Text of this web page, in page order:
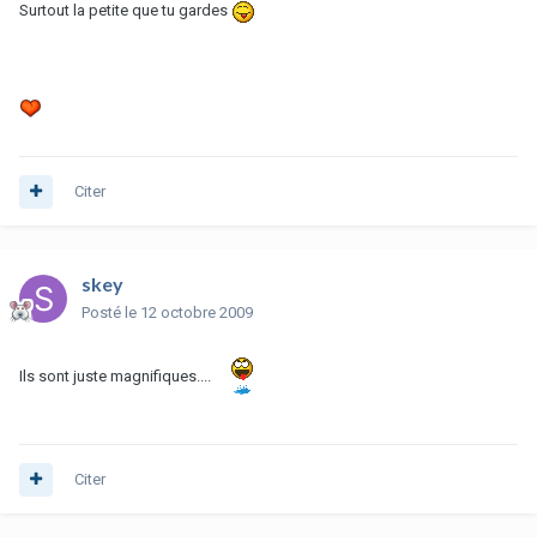
Surtout la petite que tu gardes
Citer
skey
Posté le 12 octobre 2009
Ils sont juste magnifiques....
Citer